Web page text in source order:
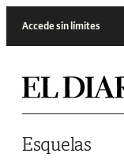
Accede sin límites
Esquelas